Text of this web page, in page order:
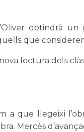
obtindrà
que
lectura dels
a que llegeixi
Mercès